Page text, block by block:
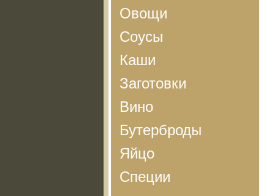
Овощи
Соусы
Каши
Заготовки
Вино
Бутерброды
Яйцо
Специи